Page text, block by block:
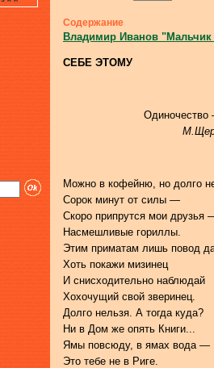
Содержание
Владимир Иванов
СЕБЕ ЭТОМУ
Одиночество —
Можно в кофейню, но долго
Сорок минут от силы —
Скоро припрутся мои друзья
Насмешливые гориллы.
Этим приматам лишь повод
Хоть покажи мизинец
И снисходительно наблюдай
Хохочущий свой зверинец.
Долго нельзя. А тогда куда?
Ни в Дом же опять Книги...
Ямы повсюду, в ямах вода —
Это тебе не в Риге.